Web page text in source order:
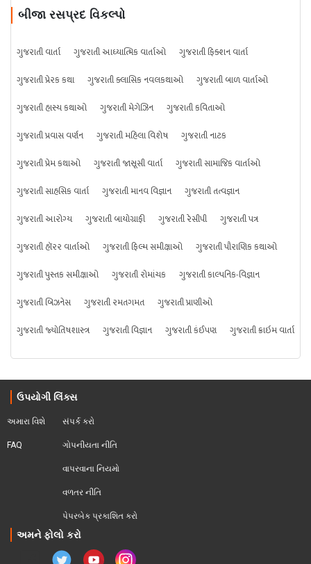
બીજા રસપ્રદ વિકલ્પો
ગુજરાતી વાર્તા ગુજરાતી આધ્યાત્મિક વાર્તાઓ
ગુજરાતી ફિક્શન વાર્તા
ગુજરાતી પ્રેરક કથા
ગુજરાતી ક્લાસિક નવલકથાઓ
ગુજરાતી બાળ વાર્તાઓ
ગુજરાતી હાસ્ય કથાઓ
ગુજરાતી મેગેઝિન
ગુજરાતી કવિતાઓ
ગુજરાતી પ્રવાસ વર્ણન
ગુજરાતી મહિલા વિશેષ
ગુજરાતી નાટક
ગુજરાતી પ્રેમ કથાઓ
ગુજરાતી જાસૂસી વાર્તા
ગુજરાતી સામાજિક વાર્તાઓ
ગુજરાતી સાહસિક વાર્તા
ગુજરાતી માનવ વિજ્ઞાન
ગુજરાતી તત્વજ્ઞાન
ગુજરાતી આરોગ્ય
ગુજરાતી બાયોગ્રાફી ગુજરાતી રેસીપી
ગુજરાતી પત્ર
ગુજરાતી હૉરર વાર્તાઓ
ગુજરાતી ફિલ્મ સમીક્ષાઓ
ગુજરાતી પૌરાણિક કથાઓ
ગુજરાતી પુસ્તક સમીક્ષાઓ
ગુજરાતી રોમાંચક
ગુજરાતી કાલ્પનિક-વિજ્ઞાન
ગુજરાતી બિઝનેસ
ગુજરાતી રમતગમત
ગુજરાતી પ્રાણીઓ
ગુજરાતી જ્યોતિષશાસ્ત્ર
ગુજરાતી વિજ્ઞાન ગુજરાતી કંઈપણ ગુજરાતી ક્રાઇમ વાર્તા
ઉપયોગી લિંક્સ
અમારા વિશે
FAQ
સંપર્ક કરો
ગોપનીયતા નીતિ
વાપરવાના નિયમો
વળતર નીતિ
પેપરબેક પ્રકાશિત કરો
અમને ફોલો કરો